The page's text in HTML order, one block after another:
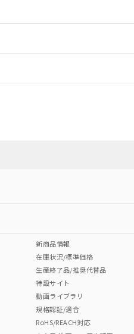
Cr(VI)
新商品情報
在庫状況/標準価格
生産終了品/推奨代替品
特設サイト
動画ライブラリ
規格認証/適合
RoHS/REACH対応